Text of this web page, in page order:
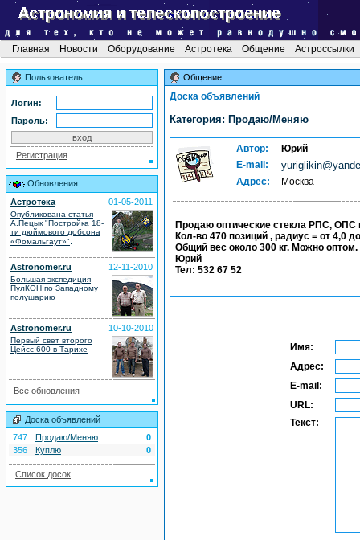
Главная Новости Оборудование Астротека Общение Астроссылки
Пользователь
Логин:
Пароль:
Регистрация
Обновления
Астротека
01-05-2011
Опубликована статья
А.Пецык "Постройка 18-
ти дюймового добсона
«Фомальгаут»"
Astronomer.ru 12-11-2010
Большая экспедиция
ПулКОН по Западному
полушарию
Astronomer.ru 10-10-2010
Первый свет второго
Цейсс-600 в Тарихе
Все обновления
Доска объявлений
747
Продаю/Меняю
0
356
Куплю 0
Список досок
Общение
Доска объявлений
Категория: Продаю/Меняю
Автор:
Юрий
E-mail:
Адрес: Москва
Продаю оптические стекла РПС, ОПС
Кол-во 470 позиций , радиус = от 4,0
Общий вес около 300 кг. Можно оптом.
Юрий
Тел: 532 67 52
Имя:
Адрес:
E-mail:
URL:
Текст: